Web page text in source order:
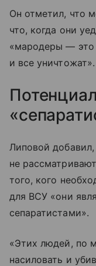
Он отметил, что
что, когда они
«мародеры — это
и все уничтожат».
Липовой
не
того, кого
для ВСУ «они
сепаратистами».
«Этих людей, по
насиловать и